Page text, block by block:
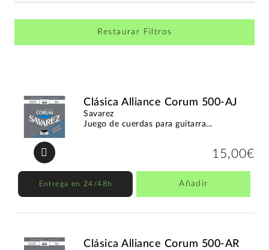
Restaurar Filtros
Clásica Alliance Corum 500-AJ
Savarez
Juego de cuerdas para guitarra...
15,00€
Entrega en 24/48h Añadir
Clásica Alliance Corum 500-AR